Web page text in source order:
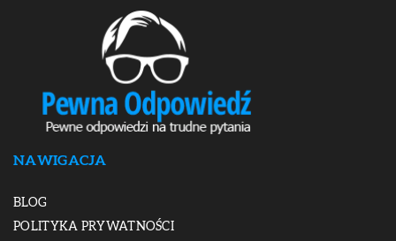
NAWIGACJA
BLOG
POLITYKA PRYWATNOŚCI